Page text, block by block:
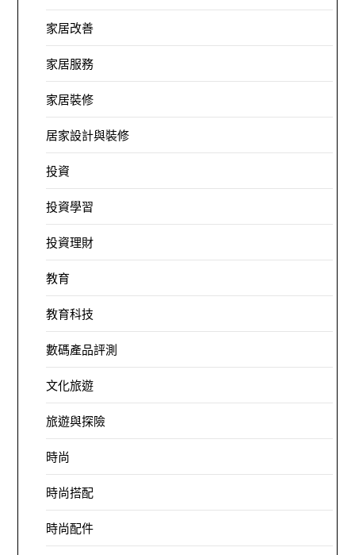
家居改善
家居服務
家居裝修
居家設計與裝修
投資
投資學習
投資理財
教育
教育科技
數碼產品評測
文化旅遊
旅遊與探險
時尚
時尚搭配
時尚配件